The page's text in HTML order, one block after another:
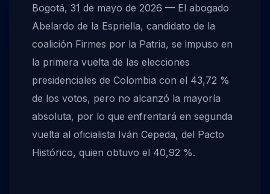
Bogotá, 31 de mayo de 2026 — El abogado
Abelardo de la Espriella, candidato de la
coalición Firmes por la Patria, se impuso en
la primera vuelta de las elecciones
presidenciales de Colombia con el 43,72 %
de los votos, pero no alcanzó la mayoría
absoluta, por lo que enfrentará en segunda
vuelta al oficialista Iván Cepeda, del Pacto
Histórico, quien obtuvo el 40,92 %.